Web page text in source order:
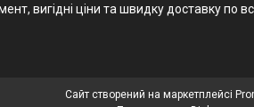
вигідні ціни та швидку доставку по
Сайт створений на маркетплейсі